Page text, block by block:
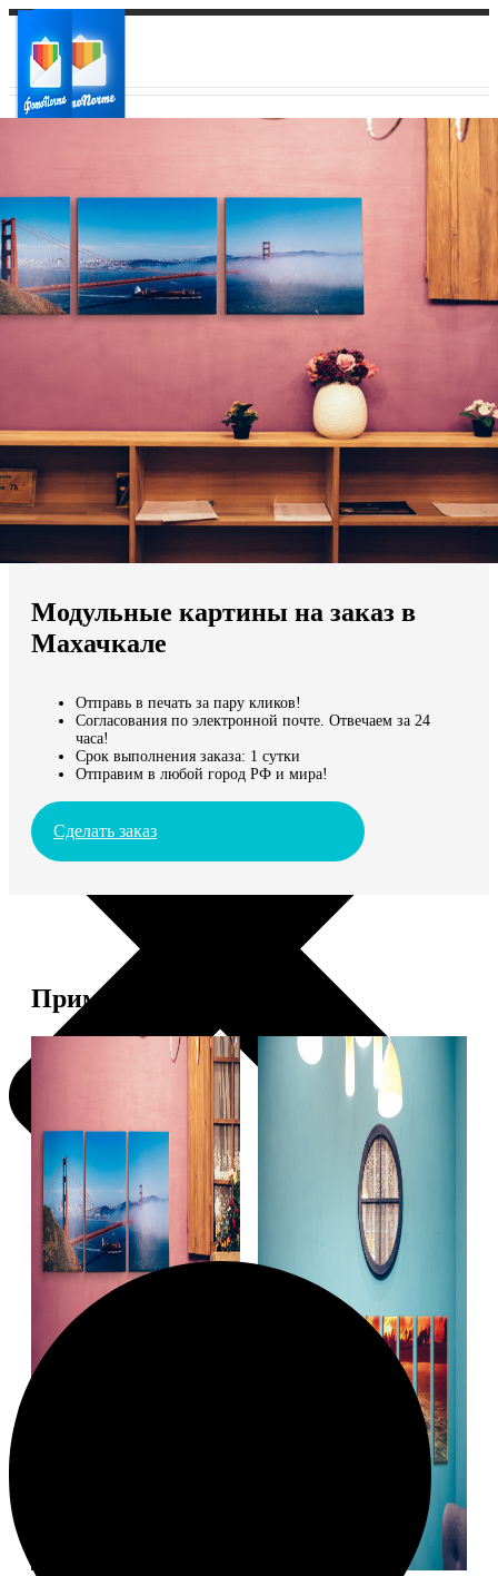
Ваш город:
Ваш регион доставки
Выберите из списка:
Мы доставляем по всему миру
Продолжить без города
Модульные картины на заказ в
Махачкале
Отправь в печать за пару кликов!
Согласования по электронной почте. Отвечаем за 24
часа!
Срок выполнения заказа: 1 сутки
Отправим в любой город РФ и мира!
Сделать заказ
Примеры работ